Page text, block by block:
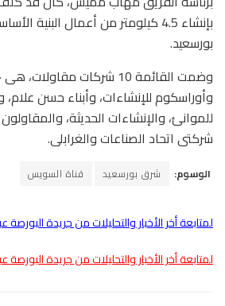
بإنشاء 4.5 كيلومتر من أعمال البنية
بورسعيد.
وضمت القائمة 10 شركات
وأوراسكوم للإنشاءات، وأبناء حسن
للموانئ، والإنشاءات الحديثة،
شركتى اتحاد الصناعات والغرابلى.
الوسوم: شرق بورسعيد قناة السويس
لمتابعة أخر الأخبار والتحليلات من جريدة
لمتابعة أخر الأخبار والتحليلات من جريدة البورصة